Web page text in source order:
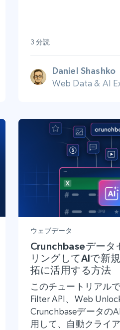
3 分読
Daniel Shashko
Web Data & AI
ウェブデータ
Crunchbaseデータ
リングしてAIで新
拓に活用する方法
このチュートリアル
Filter API、Web
Crunchbaseデータの
用して、自動クライ